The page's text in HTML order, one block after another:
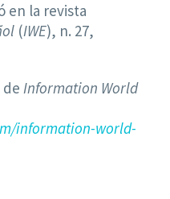
en la revista
(IWE), n. 27,
Information World
information-world-